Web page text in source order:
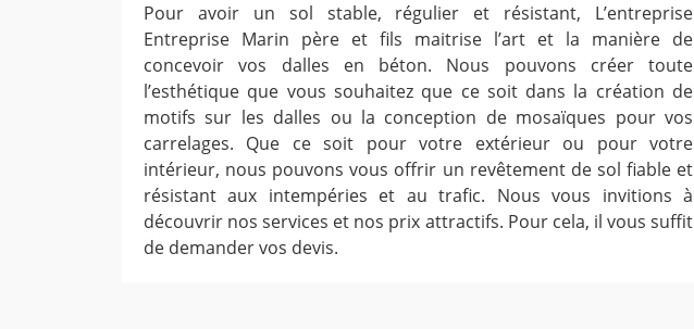
Pour avoir un sol stable, régulier et résistant, L’entreprise
Entreprise Marin père et fils maitrise l’art et la manière de
concevoir vos dalles en béton. Nous pouvons créer toute
l’esthétique que vous souhaitez que ce soit dans la création de
motifs sur les dalles ou la conception de mosaïques pour vos
carrelages. Que ce soit pour votre extérieur ou pour votre
intérieur, nous pouvons vous offrir un revêtement de sol fiable et
résistant aux intempéries et au trafic. Nous vous invitions à
découvrir nos services et nos prix attractifs. Pour cela, il vous suffit
de demander vos devis.